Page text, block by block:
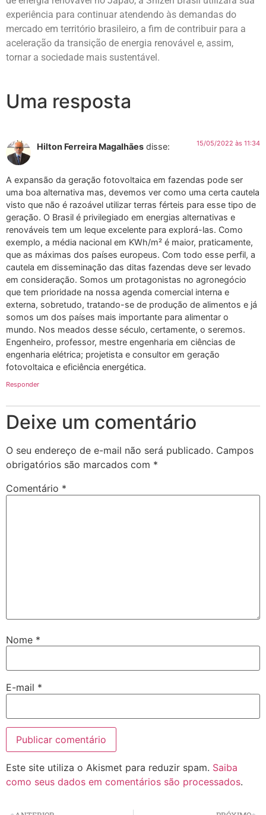
experiência para continuar atendendo às demandas do
mercado em território brasileiro, a fim de contribuir para a
aceleração da transição de energia renovável e, assim,
tornar a sociedade mais sustentável.
Uma resposta
Hilton Ferreira Magalhães disse: 15/05/2022 às 11:34
A expansão da geração fotovoltaica em fazendas pode ser
uma boa alternativa mas, devemos ver como uma certa cautela
visto que não é razoável utilizar terras férteis para esse tipo de
geração. O Brasil é privilegiado em energias alternativas e
renováveis tem um leque excelente para explorá-las. Como
exemplo, a média nacional em KWh/m² é maior, praticamente,
que as máximas dos países europeus. Com todo esse perfil, a
cautela em disseminação das ditas fazendas deve ser levado
em consideração. Somos um protagonistas no agronegócio
que tem prioridade na nossa agenda comercial interna e
externa, sobretudo, tratando-se de produção de alimentos e já
somos um dos países mais importante para alimentar o
mundo. Nos meados desse século, certamente, o seremos.
Engenheiro, professor, mestre engenharia em ciências de
engenharia elétrica; projetista e consultor em geração
fotovoltaica e eficiência energética.
Responder
Deixe um comentário
O seu endereço de e-mail não será publicado. Campos
obrigatórios são marcados com *
Comentário *
Nome *
E-mail *
Este site utiliza o Akismet para reduzir spam. Saiba
como seus dados em comentários são processados.